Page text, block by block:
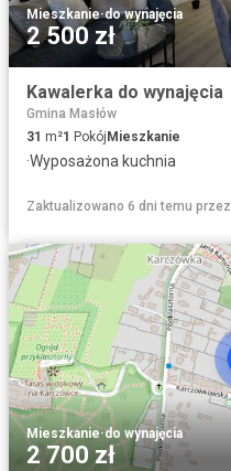
Mieszkanie·do wynajęcia
2 500 zł
Kawalerka do wynajęcia
Gmina Masłów
31 m²1 PokójMieszkanie
·Wyposażona kuchnia
Zaktualizowano 6 dni temu przez
Mieszkanie·do wynajęcia
2 700 zł